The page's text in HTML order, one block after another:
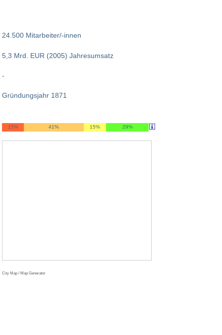
24.500 Mitarbeiter/-innen
5,3 Mrd. EUR (2005) Jahresumsatz
-
Gründungsjahr 1871
15% 41% 15% 29%
City Map / Map Generator